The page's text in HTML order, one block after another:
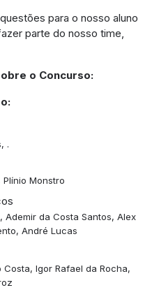
para o nosso aluno
parte do nosso time,
o Concurso:
.
Monstro
Ademir da Costa Santos, Alex
André Lucas
Costa, Igor Rafael da Rocha,